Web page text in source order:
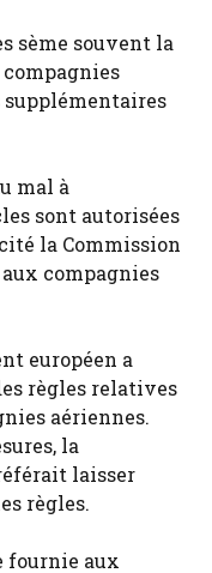
sème souvent la
supplémentaires
mal à
sont autorisées
la Commission
compagnies
européen a
règles relatives
aériennes.
la
laisser
règles.
fournie aux